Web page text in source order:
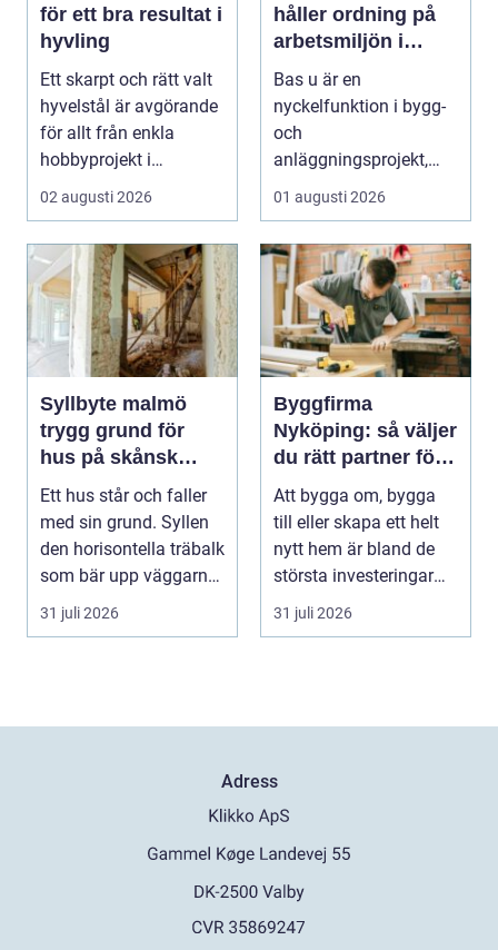
för ett bra resultat i
hyvling
Ett skarpt och rätt valt
hyvelstål är avgörande
för allt från enkla
hobbyprojekt i
verkstaden till k...
02 augusti 2026
håller ordning på
arbetsmiljön i
byggprojekt
Bas u är en
nyckelfunktion i bygg-
och
anläggningsprojekt,
med ansvar för att
arbetsm...
01 augusti 2026
Syllbyte malmö
trygg grund för
hus på skånsk
mark
Ett hus står och faller
med sin grund. Syllen
den horisontella träbalk
som bär upp väggarna
mot pla...
31 juli 2026
Byggfirma
Nyköping: så väljer
du rätt partner för
ditt projekt
Att bygga om, bygga
till eller skapa ett helt
nytt hem är bland de
största investeringar
m...
31 juli 2026
Adress